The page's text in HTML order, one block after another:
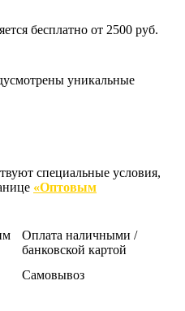
бесплатно от 2500 руб.
уникальные
специальные условия,
«Оптовым
Оплата наличными /
банковской картой
Самовывоз